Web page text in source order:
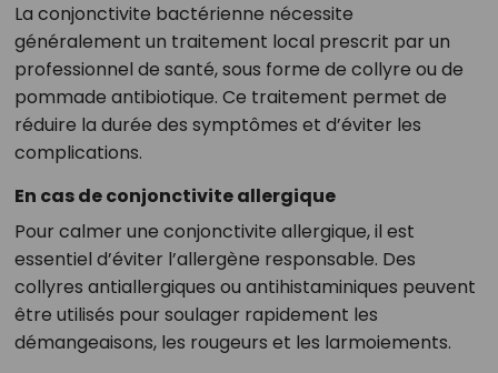
La conjonctivite bactérienne nécessite
généralement un traitement local prescrit par un
professionnel de santé, sous forme de collyre ou de
pommade antibiotique. Ce traitement permet de
réduire la durée des symptômes et d’éviter les
complications.
En cas de conjonctivite allergique
Pour calmer une conjonctivite allergique, il est
essentiel d’éviter l’allergène responsable. Des
collyres antiallergiques ou antihistaminiques peuvent
être utilisés pour soulager rapidement les
démangeaisons, les rougeurs et les larmoiements.